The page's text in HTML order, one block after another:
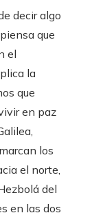
decir algo
que
el
la
que
en paz
los
el norte,
del
en las dos